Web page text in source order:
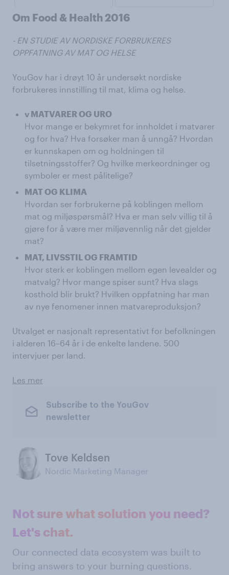
Om Food & Health 2016
- EN STUDIE AV NORDISKE FORBRUKERES
OPPFATNING AV MAT OG HELSE
YouGov har i drøyt 10 år undersøkt nordiske
forbrukeres innstilling til mat, klima og helse.
v MATVARER OG URO
Hvor mange er bekymret for innholdet i matvarer
og for hva? Hva forsøker man å unngå? Hvordan
er kunnskapen om og holdningen til
tilsetningsstoffer? Og hvilke merkeordninger og
symboler er mest pålitelige?
MAT OG KLIMA
Hvordan ser forbrukerne på koblingen mellom
mat og miljøspørsmål? Hva er man selv villig til å
gjøre for å være mer miljøvennlig når det gjelder
mat?
MAT, LIVSSTIL OG FRAMTID
Hvor sterk er koblingen mellom egen levealder og
matvalg? Hvor mange spiser sunt? Hva slags
kosthold blir brukt? Hvilken oppfatning har man
av nye fenomener innen matvareproduksjon?
Utvalget er nasjonalt representativt for befolkningen
i alderen 16–64 år i de enkelte landene. 500
intervjuer per land.
Les mer
Subscribe to the YouGov
newsletter
Tove Keldsen
Nordic Marketing Manager
Not sure what solution you need?
Let's chat.
Our connected data ecosystem was built to
bring answers to your burning questions.